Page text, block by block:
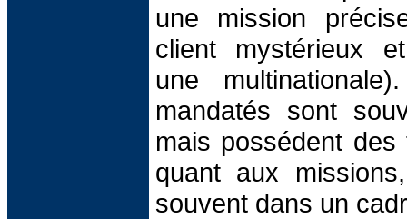
une mission
client mystérieux
une
mandatés sont
mais possédent
quant aux
souvent dans un